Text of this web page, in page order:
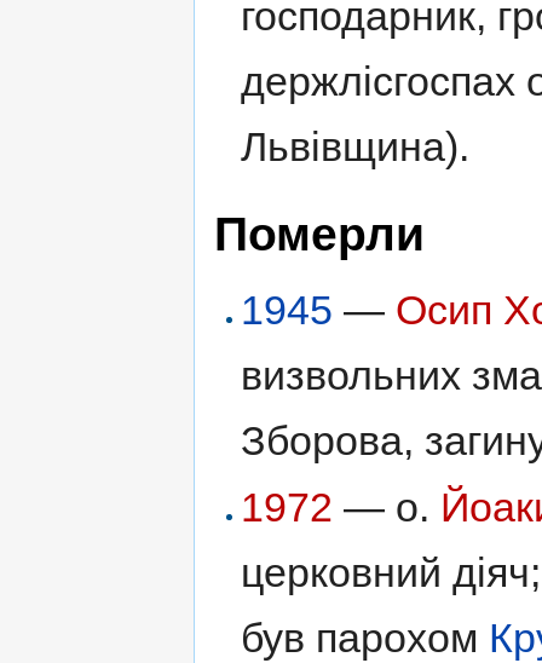
господарник,
держлісгоспах
Львівщина).
Померли
1945 — Осип
визвольних
Зборова,
1972 — о.
церковний
був парохом